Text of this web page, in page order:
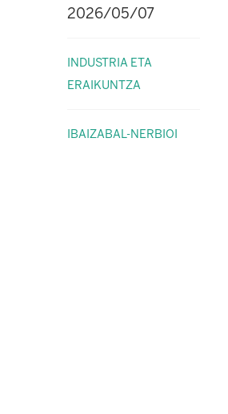
2026/05/07
INDUSTRIA ETA
ERAIKUNTZA
IBAIZABAL-NERBIOI